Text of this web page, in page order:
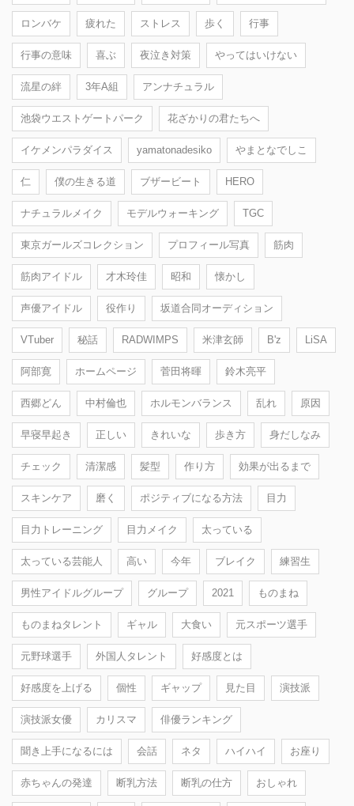
ロンバケ 疲れた ストレス 歩く 行事
行事の意味 喜ぶ 夜泣き対策 やってはいけない
流星の絆 3年A組 アンナチュラル
池袋ウエストゲートパーク 花ざかりの君たちへ
イケメンパラダイス yamatonadesiko やまとなでしこ
仁 僕の生きる道 ブザービート HERO
ナチュラルメイク モデルウォーキング TGC
東京ガールズコレクション プロフィール写真 筋肉
筋肉アイドル 才木玲佳 昭和 懐かし
声優アイドル 役作り 坂道合同オーディション
VTuber 秘話 RADWIMPS 米津玄師 B'z LiSA
阿部寛 ホームページ 菅田将暉 鈴木亮平
西郷どん 中村倫也 ホルモンバランス 乱れ 原因
早寝早起き 正しい きれいな 歩き方 身だしなみ
チェック 清潔感 髪型 作り方 効果が出るまで
スキンケア 磨く ポジティブになる方法 目力
目力トレーニング 目力メイク 太っている
太っている芸能人 高い 今年 ブレイク 練習生
男性アイドルグループ グループ 2021 ものまね
ものまねタレント ギャル 大食い 元スポーツ選手
元野球選手 外国人タレント 好感度とは
好感度を上げる 個性 ギャップ 見た目 演技派
演技派女優 カリスマ 俳優ランキング
聞き上手になるには 会話 ネタ ハイハイ お座り
赤ちゃんの発達 断乳方法 断乳の仕方 おしゃれ